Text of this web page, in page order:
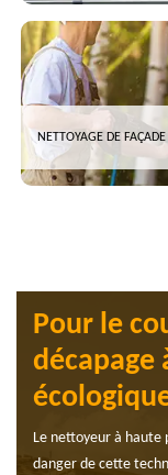
NETTOYAGE DE
Pour le
décapage
Le nettoyeur à haute
danger de cette